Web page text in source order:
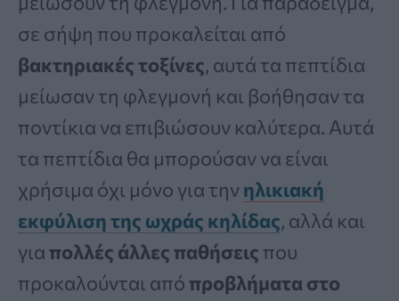
σε σήψη που προκαλείται από
βακτηριακές τοξίνες, αυτά τα πεπτίδια
μείωσαν τη φλεγμονή και βοήθησαν τα
ποντίκια να επιβιώσουν καλύτερα. Αυτά
τα πεπτίδια θα μπορούσαν να είναι
χρήσιμα όχι μόνο για την ηλικιακή
εκφύλιση της ωχράς κηλίδας, αλλά και
για πολλές άλλες παθήσεις που
προκαλούνται από προβλήματα στο